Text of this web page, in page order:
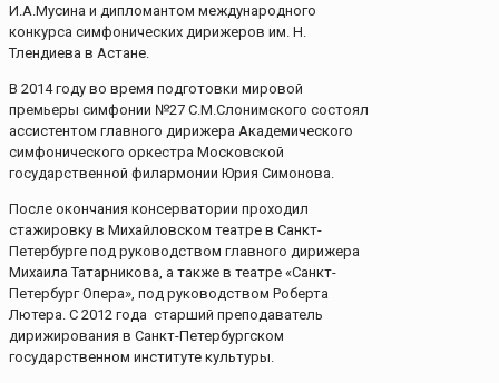
И.А.Мусина и дипломантом международного
конкурса симфонических дирижеров им. Н.
Тлендиева в Астане.
В 2014 году во время подготовки мировой
премьеры симфонии №27 С.М.Слонимского состоял
ассистентом главного дирижера Академического
симфонического оркестра Московской
государственной филармонии Юрия Симонова.
После окончания консерватории проходил
стажировку в Михайловском театре в Санкт-
Петербурге под руководством главного дирижера
Михаила Татарникова, а также в театре «Санкт-
Петербург Опера», под руководством Роберта
Лютера. С 2012 года старший преподаватель
дирижирования в Санкт-Петербургском
государственном институте культуры.